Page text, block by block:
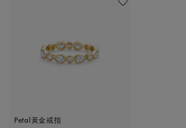
加入喜愛清單
Petal黃金戒指